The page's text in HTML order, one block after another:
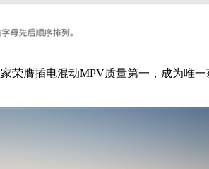
膺插电混动MPV质量第一，成为唯